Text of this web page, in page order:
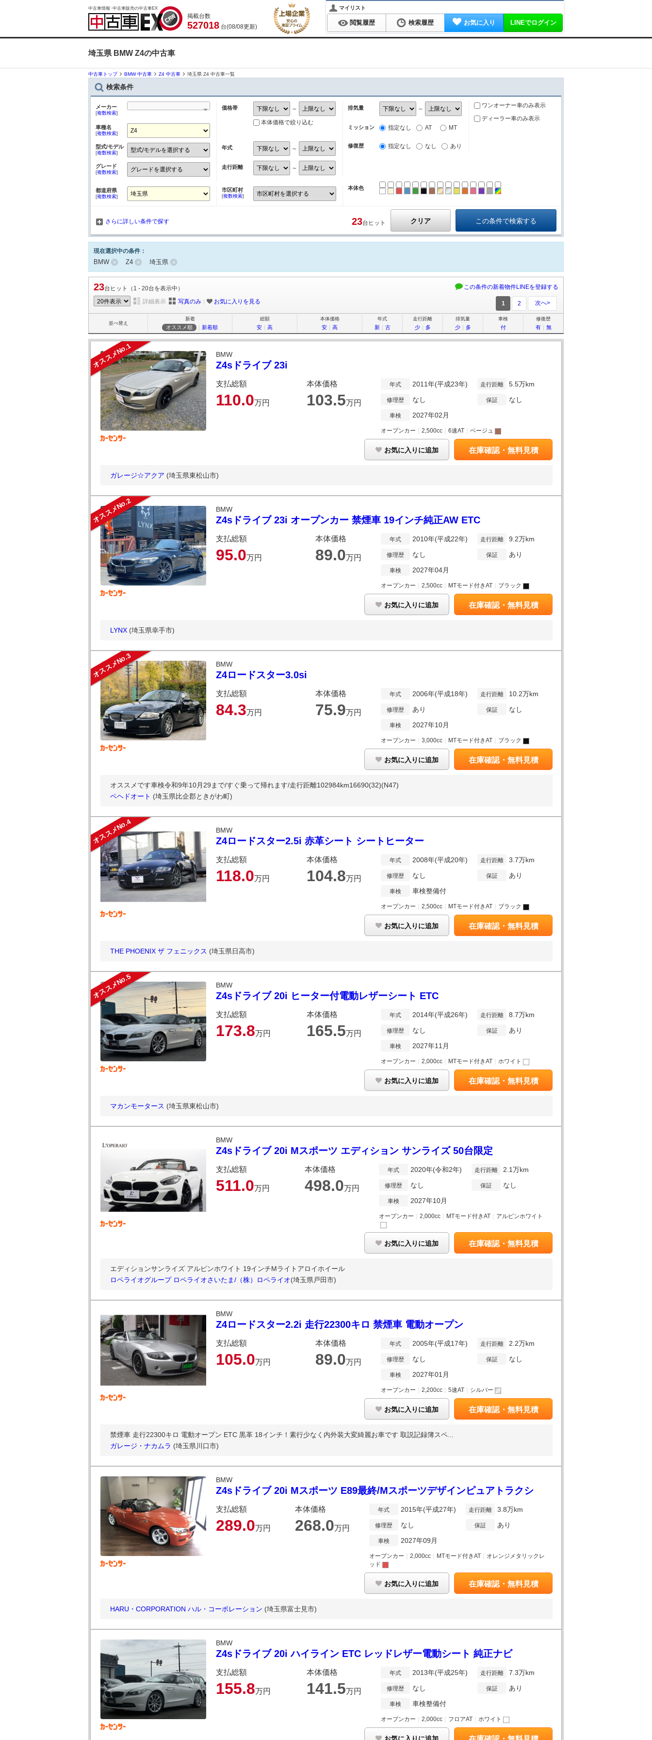
中古車情報･中古車販売の中古車EX
掲載台数
527018 台(08/08更新)
マイリスト
閲覧履歴 検索履歴 お気に入り LINEでログイン
埼玉県 BMW Z4の中古車
中古車トップ BMW 中古車 Z4 中古車 埼玉県 Z4 中古車一覧
検索条件
メーカー
[複数検索]
車種名
[複数検索]
型式/モデル
[複数検索]
グレード
[複数検索]
価格帯 ～
本体価格で絞り込む
年式 ～
走行距離 ～
排気量 ～
ミッション 指定なし AT MT
修復歴 指定なし なし あり
ワンオーナー車のみ表示
ディーラー車のみ表示
都道府県
[複数検索]
市区町村
[複数検索]
本体色
レッドブルーグリーン
ブラック
ブラウンゴールド パープル
グレー
さらに詳しい条件で探す クリア
23台ヒット
現在選択中の条件：
BMW Z4 埼玉県
23台ヒット（1 - 20台を表示中） この条件の新着物件LINEを登録する
詳細表示 写真のみ ｜ お気に入りを見る 1 2 次へ>
並べ替え
新着
オススメ順 ｜ 新着順
総額
安 ｜ 高
本体価格
安 ｜ 高
年式
新｜ 古
走行距離
少｜ 多
排気量
少｜ 多
車検
付
修復歴
有｜ 無
オススメNo.1 BMW
Z4sドライブ 23i
支払総額
110.0万円
本体価格
103.5万円
年式 2011年(平成23年)
修理歴 なし
車検 2027年02月
走行距離 5.5万km
保証 なし
オープンカー 2,500cc 6速AT ベージュ
お気に入りに追加 在庫確認・無料見積
ガレージ☆アクア (埼玉県東松山市)
オススメNo.2 BMW
Z4sドライブ 23i オープンカー 禁煙車 19インチ純正AW ETC
支払総額
95.0万円
本体価格
89.0万円
年式 2010年(平成22年)
修理歴 なし
車検 2027年04月
走行距離 9.2万km
保証 あり
オープンカー 2,500cc MTモード付きAT ブラック
お気に入りに追加 在庫確認・無料見積
LYNX (埼玉県幸手市)
オススメNo.3 BMW
Z4ロードスター3.0si
支払総額
84.3万円
本体価格
75.9万円
年式 2006年(平成18年)
修理歴 あり
車検 2027年10月
走行距離 10.2万km
保証 なし
オープンカー 3,000cc MTモード付きAT ブラック
お気に入りに追加 在庫確認・無料見積
オススメです車検令和9年10月29まで/すぐ乗って帰れます/走行距離102984km16690(32)(N47)
ベヘドオート (埼玉県比企郡ときがわ町)
オススメNo.4 BMW
Z4ロードスター2.5i 赤革シート シートヒーター
支払総額
118.0万円
本体価格
104.8万円
年式 2008年(平成20年)
修理歴 なし
車検 車検整備付
走行距離 3.7万km
保証 あり
オープンカー 2,500cc MTモード付きAT ブラック
お気に入りに追加 在庫確認・無料見積
THE PHOENIX ザ フェニックス (埼玉県日高市)
オススメNo.5 BMW
Z4sドライブ 20i ヒーター付電動レザーシート ETC
支払総額
173.8万円
本体価格
165.5万円
年式 2014年(平成26年)
修理歴 なし
車検 2027年11月
走行距離 8.7万km
保証 あり
オープンカー 2,000cc MTモード付きAT ホワイト
お気に入りに追加 在庫確認・無料見積
マカンモータース (埼玉県東松山市)
BMW
Z4sドライブ 20i Mスポーツ エディション サンライズ 50台限定
支払総額
511.0万円
本体価格
498.0万円
年式 2020年(令和2年)
修理歴 なし
車検 2027年10月
走行距離 2.1万km
保証 なし
オープンカー ｜2,000cc MTモード付きAT アルピンホワイト
お気に入りに追加 在庫確認・無料見積
エディションサンライズ アルピンホワイト 19インチMライトアロイホイール
ロペライオグループ ロペライオさいたま/（株）ロペライオ(埼玉県戸田市)
BMW
Z4ロードスター2.2i 走行22300キロ 禁煙車 電動オープン
支払総額
105.0万円
本体価格
89.0万円
年式 2005年(平成17年)
修理歴 なし
車検 2027年01月
走行距離 2.2万km
保証 なし
オープンカー 2,200cc 5速AT シルバー
お気に入りに追加 在庫確認・無料見積
禁煙車 走行22300キロ 電動オープン ETC 黒革 18インチ！素行少なく内外装大変綺麗お車です 取説記録簿スペ...
ガレージ・ナカムラ (埼玉県川口市)
BMW
Z4sドライブ 20i Mスポーツ E89最終/Mスポーツデザインピュアトラクシ
支払総額
289.0万円
本体価格
268.0万円
年式 2015年(平成27年)
修理歴 なし
車検 2027年09月
走行距離 3.8万km
保証 あり
オープンカー ｜2,000cc MTモード付きAT
オレンジメタリックレ
ッド
お気に入りに追加 在庫確認・無料見積
HARU・CORPORATION ハル・コーポレーション (埼玉県富士見市)
BMW
Z4sドライブ 20i ハイライン ETC レッドレザー電動シート 純正ナビ
支払総額
155.8万円
本体価格
141.5万円
年式 2013年(平成25年)
修理歴 なし
車検 車検整備付
走行距離 7.3万km
保証 あり
オープンカー 2,000cc フロアAT ホワイト